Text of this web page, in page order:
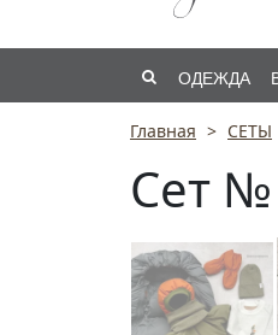
ОДЕЖДА
Главная СЕТЫ
Сет №